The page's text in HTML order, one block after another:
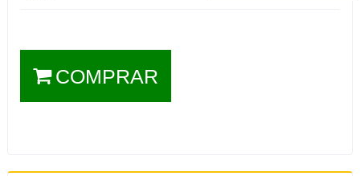
COMPRAR